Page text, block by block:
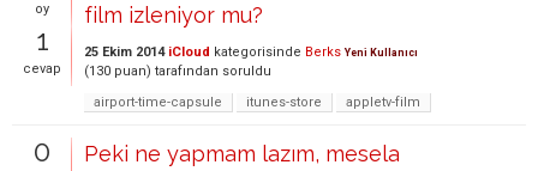
oy
1
cevap
film izleniyor mu?
25 Ekim 2014 iCloud kategorisinde Berks Yeni Kullanıcı
(130 puan) tarafından soruldu
airport-time-capsule
itunes-store appletv-film
0
Peki ne yapmam lazım, mesela